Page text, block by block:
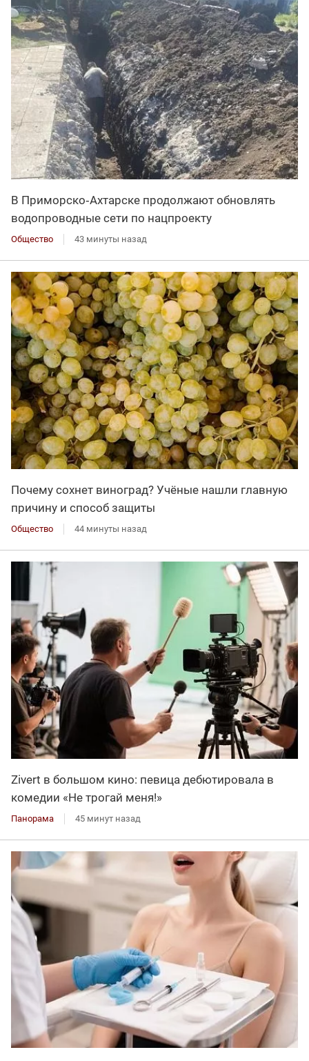
В Приморско‑Ахтарске продолжают обновлять
водопроводные сети по нацпроекту
Общество 43 минуты назад
Почему сохнет виноград? Учёные нашли главную
причину и способ защиты
Общество 44 минуты назад
Zivert в большом кино: певица дебютировала в
комедии «Не трогай меня!»
Панорама 45 минут назад